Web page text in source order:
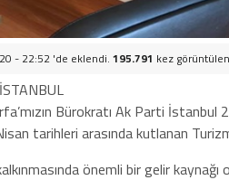
- 22:52 'de eklendi. 195.791 kez
Bürokratı Ak Parti İstanbul
tarihleri arasında kutlanan
önemli bir gelir